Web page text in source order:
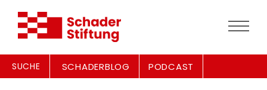
SUCHE SCHADERBLOG PODCAST